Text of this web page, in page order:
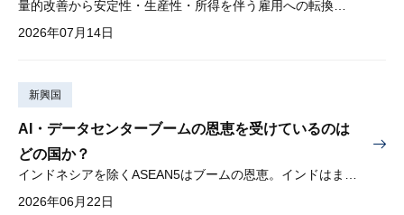
2026年07月14日
新興国
AI・データセンターブームの恩恵を受けているのは
どの国か？
インドネシアを除くASEAN5はブームの恩恵。インドはまだブームに乗り切れず
2026年06月22日